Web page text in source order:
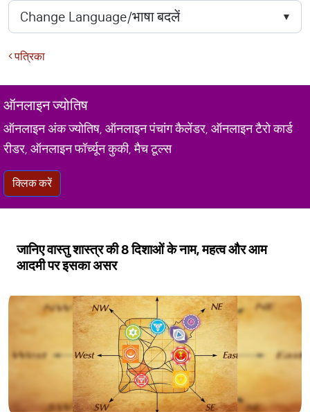
पत्रिका
ऑनलाइन ज्योतिष
ऑनलाइन अंक ज्योतिष, ऑनलाइन पंचांग कैलेंडर, ऑनलाइन टैरो कार्ड
रीडर, ऑनलाइन फॉर्च्यून कुकी, मैच टूल्स
क्लिक करें
जानिए वास्तु शास्त्र की 8 दिशाओं के नाम, महत्व और आम
आदमी पर इसका असर